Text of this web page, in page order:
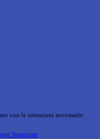
con le istruzioni necessarie.
Spaggiari